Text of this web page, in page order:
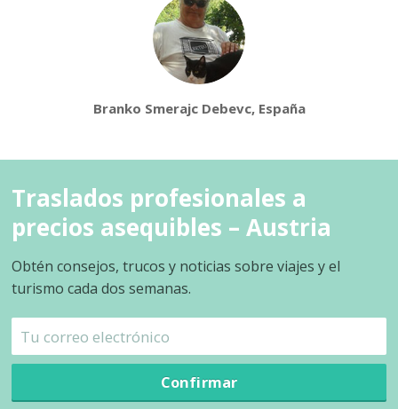
Branko Smerajc Debevc, España
Traslados profesionales a
precios asequibles – Austria
Obtén consejos, trucos y noticias sobre viajes y el
turismo cada dos semanas.
Confirmar